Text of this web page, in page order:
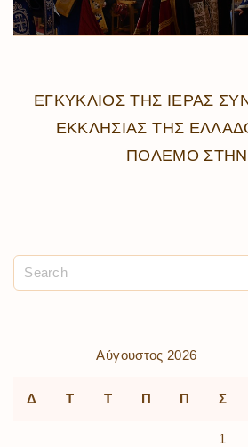
ΕΓΚΥΚΛΙΟΣ ΤΗΣ ΙΕΡΑΣ
ΕΚΚΛΗΣΙΑΣ ΤΗΣ
ΠΟΛΕΜΟ ΣΤΗΝ
Αύγουστος 2026
Δ Τ Τ Π Π Σ
1